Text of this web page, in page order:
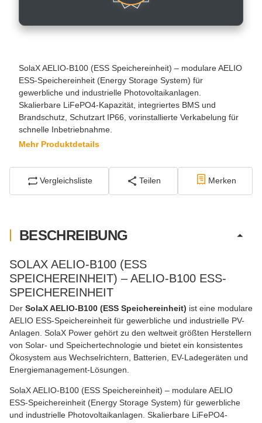
SolaX AELIO-B100 (ESS Speichereinheit) – modulare AELIO
ESS-Speichereinheit (Energy Storage System) für
gewerbliche und industrielle Photovoltaikanlagen.
Skalierbare LiFePO4-Kapazität, integriertes BMS und
Brandschutz, Schutzart IP66, vorinstallierte Verkabelung für
schnelle Inbetriebnahme.
Mehr Produktdetails
Vergleichsliste Teilen Merken
BESCHREIBUNG
SOLAX AELIO-B100 (ESS
SPEICHEREINHEIT) – AELIO-B100 ESS-
SPEICHEREINHEIT
Der SolaX AELIO-B100 (ESS Speichereinheit) ist eine modulare
AELIO ESS-Speichereinheit für gewerbliche und industrielle PV-
Anlagen. SolaX Power gehört zu den weltweit größten Herstellern
von Solar- und Speichertechnologie und bietet ein konsistentes
Ökosystem aus Wechselrichtern, Batterien, EV-Ladegeräten und
Energiemanagement-Lösungen.
SolaX AELIO-B100 (ESS Speichereinheit) – modulare AELIO
ESS-Speichereinheit (Energy Storage System) für gewerbliche
und industrielle Photovoltaikanlagen. Skalierbare LiFePO4-